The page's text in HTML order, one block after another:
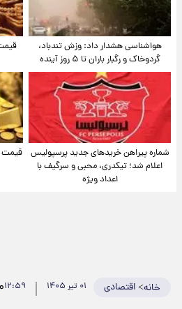
هواشناسی هشدار داد: وزش تندباد،
گردوخاک و رگبار باران تا ۵ روز آینده
شماره پیراهن خریدهای جدید پرسپولیس
اعلام شد؛ تیکدری، محبی و سرگیف با
اعداد ویژه
خانه>اقتصادی ۰۱ تیر ۱۴۰۵ ۱۲:۵۹۰